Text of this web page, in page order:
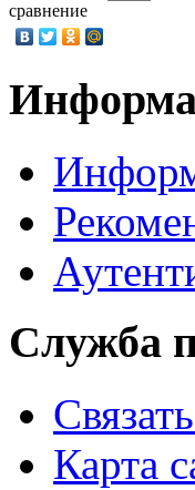
сравнение
Служба
Карта